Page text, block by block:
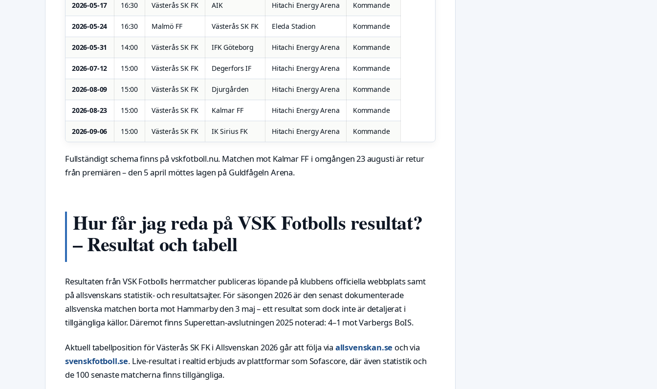
2026-05-17 16:30 Västerås SK FK AIK Hitachi Energy Arena Kommande
2026-05-24 16:30 Malmö FF Västerås SK FK Eleda Stadion Kommande
2026-05-31 14:00 Västerås SK FK IFK Göteborg Hitachi Energy Arena Kommande
2026-07-12 15:00 Västerås SK FK Degerfors IF Hitachi Energy Arena Kommande
2026-08-09 15:00 Västerås SK FK Djurgården Hitachi Energy Arena Kommande
2026-08-23 15:00 Västerås SK FK Kalmar FF Hitachi Energy Arena Kommande
2026-09-06 15:00 Västerås SK FK IK Sirius FK Hitachi Energy Arena Kommande
Fullständigt schema finns på vskfotboll.nu. Matchen mot Kalmar FF i omgången 23 augusti är retur
från premiären – den 5 april möttes lagen på Guldfågeln Arena.
Hur får jag reda på VSK Fotbolls resultat?
– Resultat och tabell
Resultaten från VSK Fotbolls herrmatcher publiceras löpande på klubbens officiella webbplats samt
på allsvenskans statistik- och resultatsajter. För säsongen 2026 är den senast dokumenterade
allsvenska matchen borta mot Hammarby den 3 maj – ett resultat som dock inte är detaljerat i
tillgängliga källor. Däremot finns Superettan-avslutningen 2025 noterad: 4–1 mot Varbergs BoIS.
Aktuell tabellposition för Västerås SK FK i Allsvenskan 2026 går att följa via allsvenskan.se och via
svenskfotboll.se. Live-resultat i realtid erbjuds av plattformar som Sofascore, där även statistik och
de 100 senaste matcherna finns tillgängliga.